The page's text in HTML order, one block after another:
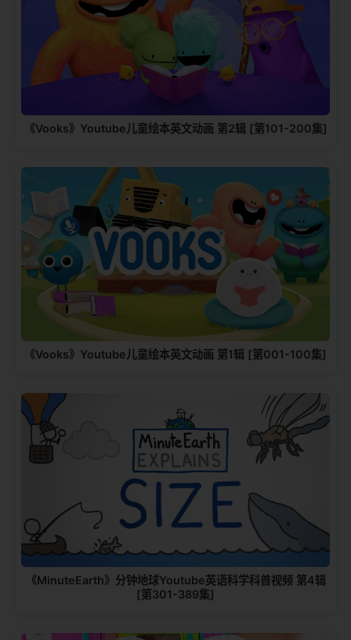
《Vooks》Youtube儿童绘本英文动画 第2辑 [第101-200集]
《Vooks》Youtube儿童绘本英文动画 第1辑 [第001-100集]
《MinuteEarth》分钟地球Youtube英语科学科普视频 第4辑
[第301-389集]